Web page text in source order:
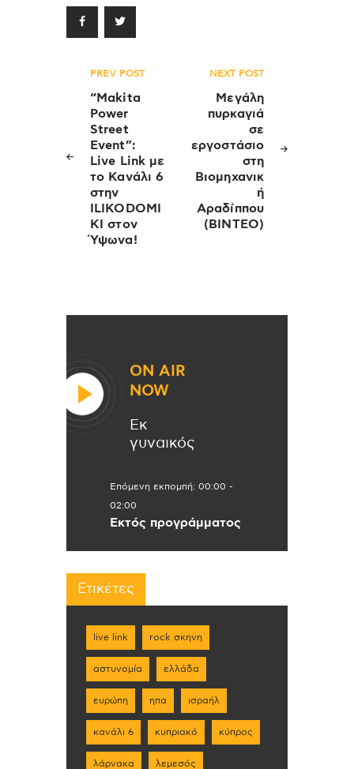
Πλοήγηση
άρθρων
PREV POST
“Makita
Power
Street
Event”:
Live Link με
το Κανάλι 6
στην
ILIKODOMI
KI στον
Ύψωνα!
NEXT POST
Μεγάλη
πυρκαγιά
σε
εργοστάσιο
στη
Βιομηχανικ
ή
Αραδίππου
(ΒΙΝΤΕΟ)
ON AIR
NOW
Εκ
γυναικός
Επόμενη εκπομπή: 00:00 -
02:00
Εκτός προγράμματος
Ετικέτες
live link rock σκηνη
αστυνομία ελλάδα
ευρώπη ηπα ισραήλ
κανάλι 6 κυπριακό κύπρος
λάρνακα λεμεσός